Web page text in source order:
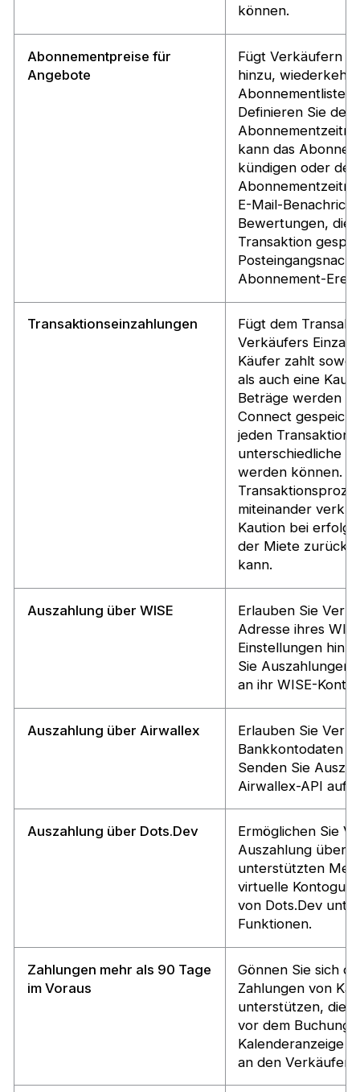
können.
Abonnementpreise für
Angebote
Fügt Verkäufern
hinzu,
Abonnementlisten
Definieren Sie
kann das
kündigen oder den
E-Mail-
Bewertungen, die
Transaktion
Abonnement-
Transaktionseinzahlungen
Fügt dem
Verkäufers
Käufer zahlt
als auch eine
Beträge werden
Connect
jeden
unterschiedliche
werden können.
miteinander
Kaution bei
der Miete
kann.
Auszahlung über WISE
Erlauben Sie
Adresse ihres
Einstellungen
Sie Auszahlungen
an ihr WISE-Konto.
Auszahlung über Airwallex
Erlauben Sie
Bankkontodaten
Senden Sie
Airwallex-API auf
Auszahlung über Dots.Dev
Ermöglichen Sie
Auszahlung über
unterstützten
virtuelle
von Dots.Dev
Funktionen.
Zahlungen mehr als 90 Tage
im Voraus
Gönnen Sie sich
Zahlungen von
unterstützen, die
vor dem
Kalenderanzeige
an den Verkäufer